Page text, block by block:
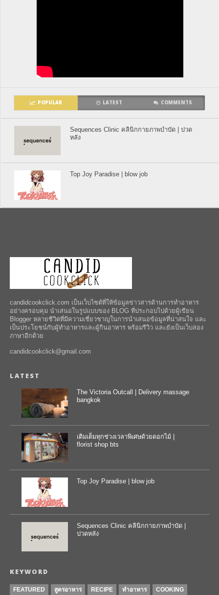
POPULAR LATEST COMMENTS
Sequences Clinic คลินิกกายภาพบำบัด | ปวด
หลัง
Top Joy Paradise | blow job
candidcookclick.com เป็นเว็บไซต์ที่ให้ข้อมูลข่าวสารด้านการทำอาหาร
อย่างครอบคุม นำเสนอในรูปแบบของ BLOG ที่ประกอบไปด้วยผู้เขียน
Blogger หลายชีวิตที่มีความเชี่ยวชาญในการนำเสนอข้อมูลที่น่าสนใจ และ
เป็นประโยชน์กับผู้ทำอาหารและผู้กินอาหาร พร้อมรีวิว และยังเป็นเว็บสอง
ภาษาอีกด้วย
candidcookclick@gmail.com
LATEST
The Victoria Outcall | Delivery massage
bangkok
เติมเต็มทุกช่วงเวลาพิเศษด้วยดอกไม้ |
florist shop bts
Top Joy Paradise | blow job
Sequences Clinic คลินิกกายภาพบำบัด |
ปวดหลัง
KEYWORD
FEATURED สูตรอาหาร RECIPE ทำอาหาร COOKING